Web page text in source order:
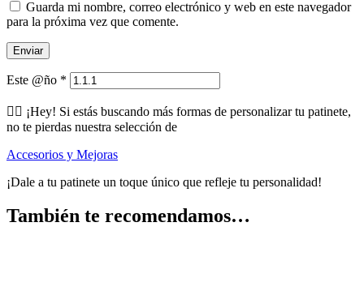
Guarda mi nombre, correo electrónico y web en este navegador
para la próxima vez que comente.
Este @ño *
🕵️‍♂️ ¡Hey! Si estás buscando más formas de personalizar tu patinete,
no te pierdas nuestra selección de
Accesorios y Mejoras
¡Dale a tu patinete un toque único que refleje tu personalidad!
También te recomendamos…